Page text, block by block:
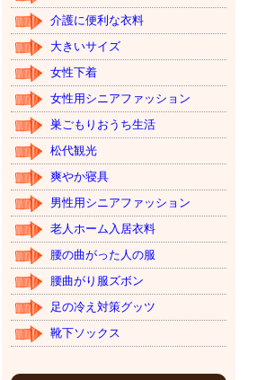
介護に便利な衣料
大きいサイズ
女性下着
女性用シニアファッション
巣ごもりおうち生活
松代観光
爽やか寝具
男性用シニアファッション
老人ホーム入居衣料
腰の曲がった人の服
腰曲がり服ズボン
足の冷え対策グッツ
靴下ソックス